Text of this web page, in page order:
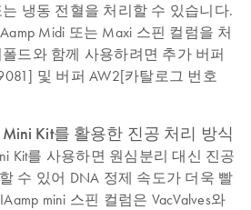
냉동 전혈을 처리할 수 있습니다.
Midi 또는 Maxi 스핀 컬럼을 처
드와 함께 사용하려면 추가 버퍼
및 버퍼 AW2[카탈로그 번호
Kit를 활용한 진공 처리 방식
Kit를 사용하면 원심분리 대신 진공
수 있어 DNA 정제 속도가 더욱 빨
mini 스핀 컬럼은 VacValves와